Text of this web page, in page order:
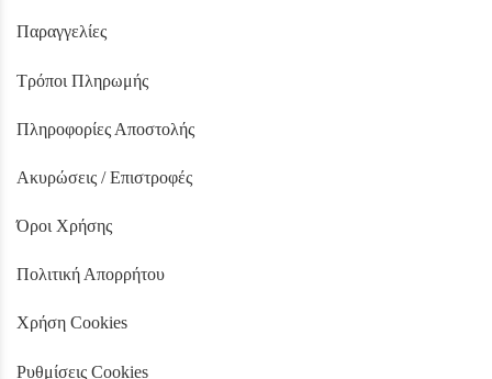
Παραγγελίες
Τρόποι Πληρωμής
Πληροφορίες Αποστολής
Ακυρώσεις / Επιστροφές
Όροι Χρήσης
Πολιτική Απορρήτου
Χρήση Cookies
Ρυθμίσεις Cookies